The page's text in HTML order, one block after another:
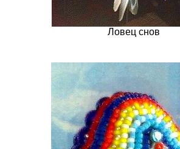
Ловец снов